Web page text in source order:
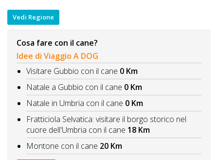
Vedi Regione
Cosa fare con il cane?
Idee di Viaggio A DOG
Visitare Gubbio con il cane 0 Km
Natale a Gubbio con il cane 0 Km
Natale in Umbria con il cane 0 Km
Fratticiola Selvatica: visitare il borgo storico nel
cuore dell'Umbria con il cane 18 Km
Montone con il cane 20 Km